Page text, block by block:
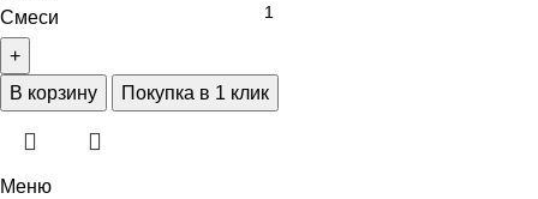
Смеси
В корзину Покупка в 1 клик
Меню